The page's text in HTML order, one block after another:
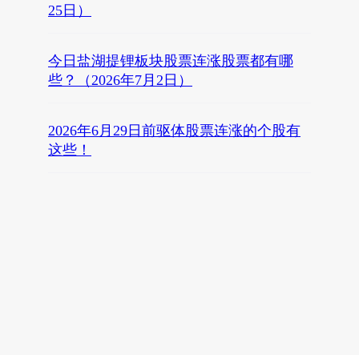
25日）
今日盐湖提锂板块股票连涨股票都有哪
些？（2026年7月2日）
2026年6月29日前驱体股票连涨的个股有
这些！